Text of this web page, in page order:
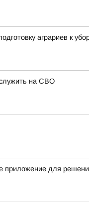
аграриев к
служить на СВО
приложение для